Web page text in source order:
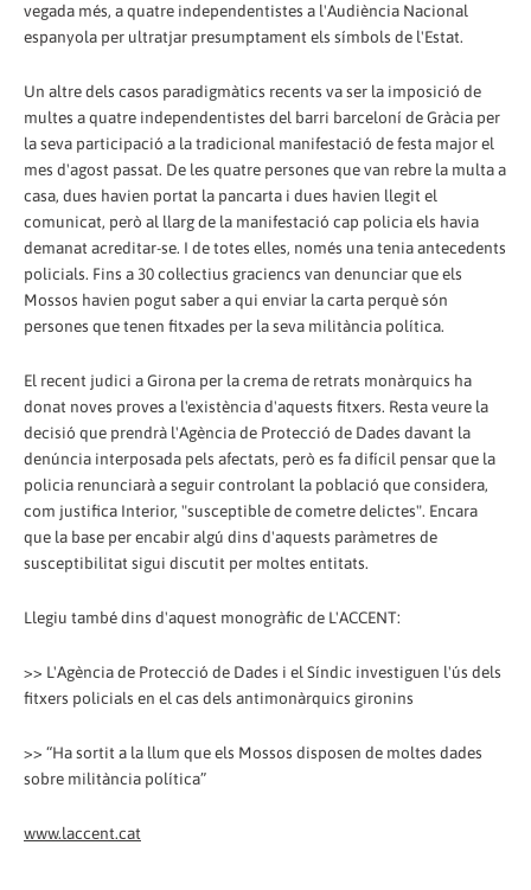
vegada més, a quatre independentistes a l'Audiència Nacional
espanyola per ultratjar presumptament els símbols de l'Estat.
Un altre dels casos paradigmàtics recents va ser la imposició de
multes a quatre independentistes del barri barceloní de Gràcia per
la seva participació a la tradicional manifestació de festa major el
mes d'agost passat. De les quatre persones que van rebre la multa a
casa, dues havien portat la pancarta i dues havien llegit el
comunicat, però al llarg de la manifestació cap policia els havia
demanat acreditar-se. I de totes elles, només una tenia antecedents
policials. Fins a 30 col·lectius graciencs van denunciar que els
Mossos havien pogut saber a qui enviar la carta perquè són
persones que tenen fitxades per la seva militància política.
El recent judici a Girona per la crema de retrats monàrquics ha
donat noves proves a l'existència d'aquests fitxers. Resta veure la
decisió que prendrà l'Agència de Protecció de Dades davant la
denúncia interposada pels afectats, però es fa difícil pensar que la
policia renunciarà a seguir controlant la població que considera,
com justifica Interior, "susceptible de cometre delictes". Encara
que la base per encabir algú dins d'aquests paràmetres de
susceptibilitat sigui discutit per moltes entitats.
Llegiu també dins d'aquest monogràfic de L'ACCENT:
>> L'Agència de Protecció de Dades i el Síndic investiguen l'ús dels
fitxers policials en el cas dels antimonàrquics gironins
>> “Ha sortit a la llum que els Mossos disposen de moltes dades
sobre militància política”
www.laccent.cat